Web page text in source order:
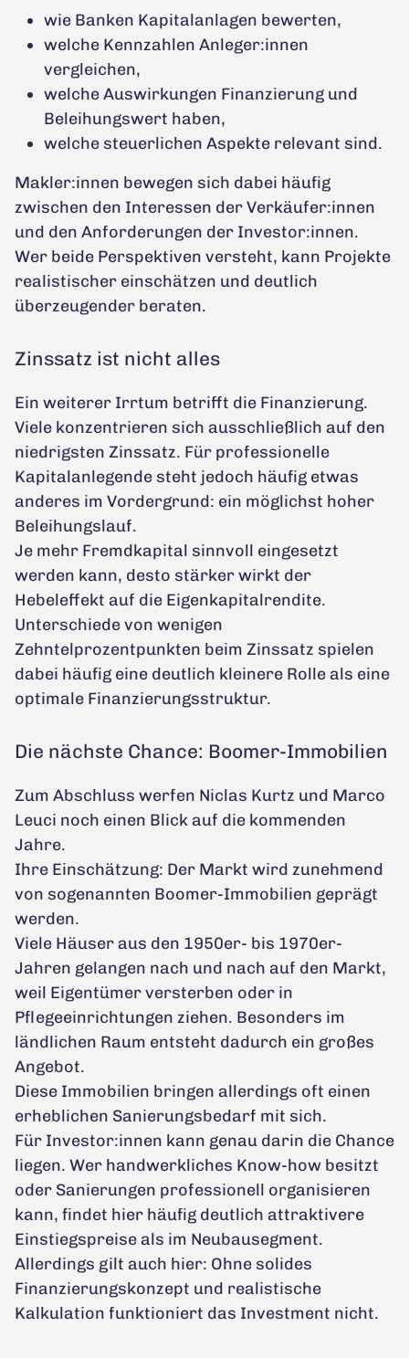
wie Banken Kapitalanlagen bewerten,
welche Kennzahlen Anleger:innen
vergleichen,
welche Auswirkungen Finanzierung und
Beleihungswert haben,
welche steuerlichen Aspekte relevant sind.
Makler:innen bewegen sich dabei häufig
zwischen den Interessen der Verkäufer:innen
und den Anforderungen der Investor:innen.
Wer beide Perspektiven versteht, kann Projekte
realistischer einschätzen und deutlich
überzeugender beraten.
Zinssatz ist nicht alles
Ein weiterer Irrtum betrifft die Finanzierung.
Viele konzentrieren sich ausschließlich auf den
niedrigsten Zinssatz. Für professionelle
Kapitalanlegende steht jedoch häufig etwas
anderes im Vordergrund: ein möglichst hoher
Beleihungslauf.
Je mehr Fremdkapital sinnvoll eingesetzt
werden kann, desto stärker wirkt der
Hebeleffekt auf die Eigenkapitalrendite.
Unterschiede von wenigen
Zehntelprozentpunkten beim Zinssatz spielen
dabei häufig eine deutlich kleinere Rolle als eine
optimale Finanzierungsstruktur.
Die nächste Chance: Boomer-Immobilien
Zum Abschluss werfen Niclas Kurtz und Marco
Leuci noch einen Blick auf die kommenden
Jahre.
Ihre Einschätzung: Der Markt wird zunehmend
von sogenannten Boomer-Immobilien geprägt
werden.
Viele Häuser aus den 1950er- bis 1970er-
Jahren gelangen nach und nach auf den Markt,
weil Eigentümer versterben oder in
Pflegeeinrichtungen ziehen. Besonders im
ländlichen Raum entsteht dadurch ein großes
Angebot.
Diese Immobilien bringen allerdings oft einen
erheblichen Sanierungsbedarf mit sich.
Für Investor:innen kann genau darin die Chance
liegen. Wer handwerkliches Know-how besitzt
oder Sanierungen professionell organisieren
kann, findet hier häufig deutlich attraktivere
Einstiegspreise als im Neubausegment.
Allerdings gilt auch hier: Ohne solides
Finanzierungskonzept und realistische
Kalkulation funktioniert das Investment nicht.